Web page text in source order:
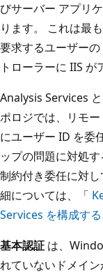
びサーバー アプリ
ります。 これは最
要求するユーザー
トローラーに IIS が
Analysis Services
ポロジでは、リモ
にユーザー ID を委
ップの問題に対処
制約付き委任に対
細については、「
Services を構成す
基本認証 は、
れていないドメイ